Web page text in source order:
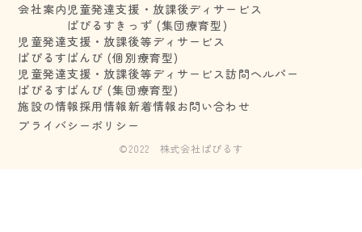
会社案内 児童発達支援・放課後ディサービス
ぱぴるすきっず (集団療育型)
児童発達支援・放課後等ディサービス
ぱぴるすばんび (個別療育型)
児童発達支援・放課後等ディサービス
ぱぴるすばんび (集団療育型)
訪問ヘルパー
施設の情報採用情報新着情報 お問い合わせ
プライバシーポリシー
©︎2022 株式会社ぱぴるす